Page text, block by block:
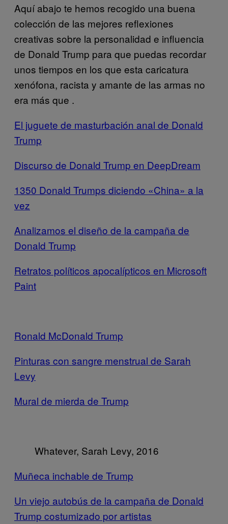
Aquí abajo te hemos recogido una buena
colección de las mejores reflexiones
creativas sobre la personalidad e influencia
de Donald Trump para que puedas recordar
unos tiempos en los que esta caricatura
xenófona, racista y amante de las armas no
era más que .
El juguete de masturbación anal de Donald
Trump
Discurso de Donald Trump en DeepDream
1350 Donald Trumps diciendo «China» a la
vez
Analizamos el diseño de la campaña de
Donald Trump
Retratos políticos apocalípticos en Microsoft
Paint
Ronald McDonald Trump
Pinturas con sangre menstrual de Sarah
Levy
Mural de mierda de Trump
Whatever, Sarah Levy, 2016
Muñeca inchable de Trump
Un viejo autobús de la campaña de Donald
Trump costumizado por artistas